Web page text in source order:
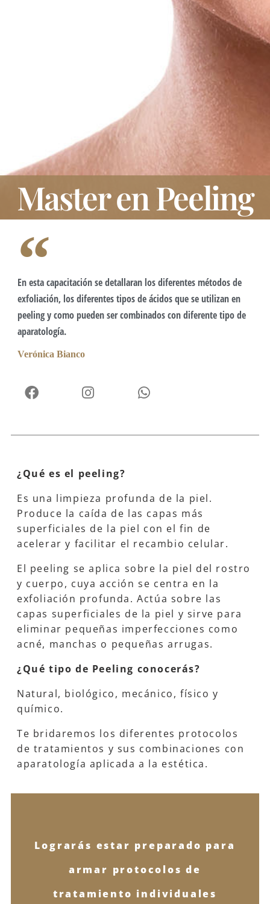
Master en Peeling
En esta capacitación se detallaran los diferentes métodos de
exfoliación, los diferentes tipos de ácidos que se utilizan en
peeling y como pueden ser combinados con diferente tipo de
aparatología.
Verónica Bianco
¿Qué es el peeling?
Es una limpieza profunda de la piel.
Produce la caída de las capas más
superficiales de la piel con el fin de
acelerar y facilitar el recambio celular.
El peeling se aplica sobre la piel del rostro
y cuerpo, cuya acción se centra en la
exfoliación profunda. Actúa sobre las
capas superficiales de la piel y sirve para
eliminar pequeñas imperfecciones como
acné, manchas o pequeñas arrugas.
¿Qué tipo de Peeling conocerás?
Natural, biológico, mecánico, físico y
químico.
Te bridaremos los diferentes protocolos
de tratamientos y sus combinaciones con
aparatología aplicada a la estética.
Lograrás estar preparado para
armar protocolos de
tratamiento individuales